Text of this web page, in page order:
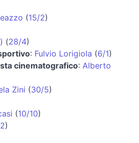
(15/2)
(28/4)
: Fulvio Lorigiola (6/1)
cinematografico: Alberto
Zini (30/5)
(10/10)
)